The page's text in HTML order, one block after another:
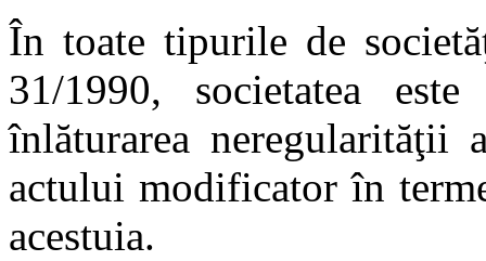
În toate tipurile de
31/1990, societatea
înlăturarea neregularităţii
actului modificator în
acestuia.